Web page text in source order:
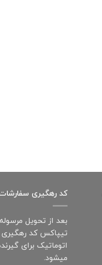
کد رهگیری
بعد از تحویل
تیپاکس کد
اتوماتیک برای
میشود.